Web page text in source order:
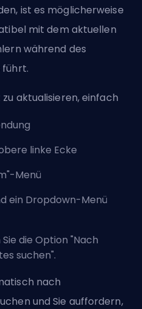
ist es möglicherweise
mit dem aktuellen
während des
führt.
aktualisieren, einfach
linke Ecke
Menü
ein Dropdown-Menü
die Option "Nach
suchen".
nach
und Sie auffordern,